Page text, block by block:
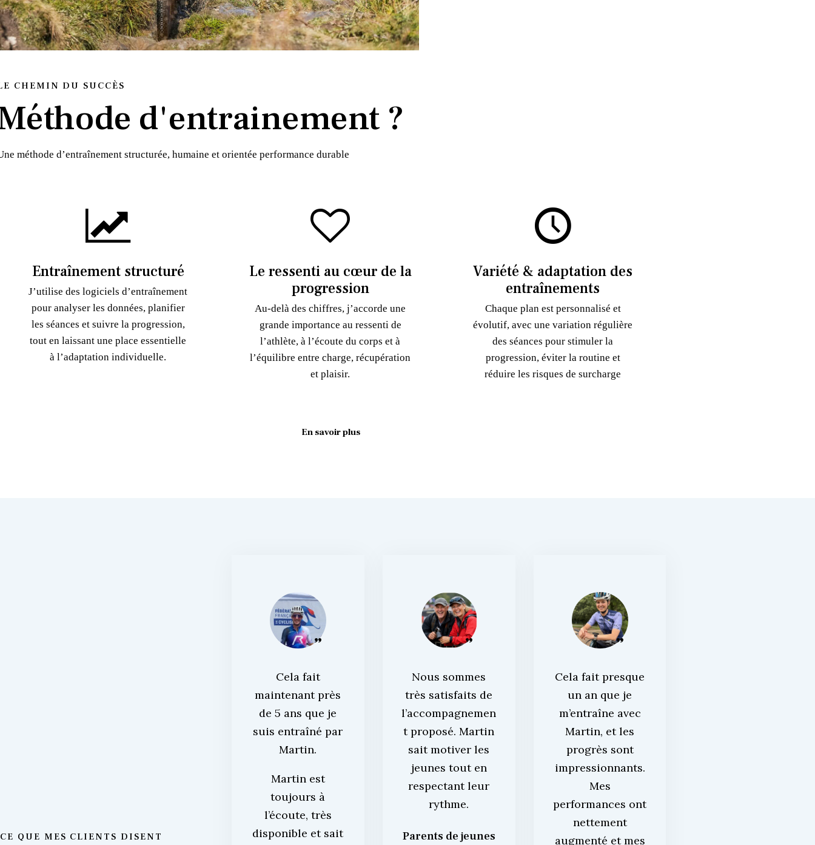
CHEMIN DU SUCCÈS
d'entrainement ?
méthode d’entraînement structurée, humaine et orientée performance durable
Entraînement structuré
J’utilise des logiciels d’entraînement
pour analyser les données, planifier
les séances et suivre la progression,
tout en laissant une place essentielle
à l’adaptation individuelle.
Le ressenti au cœur de la
progression
Au-delà des chiffres, j’accorde une
grande importance au ressenti de
l’athlète, à l’écoute du corps et à
l’équilibre entre charge, récupération
et plaisir.
Variété & adaptation des
entraînements
Chaque plan est personnalisé et
évolutif, avec une variation régulière
des séances pour stimuler la
progression, éviter la routine et
réduire les risques de surcharge
En savoir plus
CE QUE MES CLIENTS DISENT
Cela fait
maintenant près
de 5 ans que je
suis entraîné par
Martin.
Martin est
toujours à
l’écoute, très
disponible et sait
Nous sommes
très satisfaits de
l’accompagnemen
t proposé. Martin
sait motiver les
jeunes tout en
respectant leur
rythme.
Parents de jeunes
Cela fait presque
un an que je
m’entraîne avec
Martin, et les
progrès sont
impressionnants.
Mes
performances ont
nettement
augmenté et mes